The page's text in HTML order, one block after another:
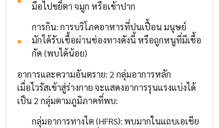
มือไปขยี้ตา จมูก หรือเข้าปาก
การกิน: การบริโภคอาหารที่ปนเปื้อน มนุษย์
มักได้รับเชื้อผ่านช่องทางดังนี้ หรือถูกหนูที่มีเชื้อ
กัด (พบได้น้อย)
อาการและความอันตราย: 2 กลุ่มอาการหลัก
เมื่อไวรัสเข้าสู่ร่างกาย จะแสดงอาการรุนแรงแบ่งได้
เป็น 2 กลุ่มตามภูมิภาคที่พบ:
กลุ่มอาการทางไต (HFRS): พบมากในแถบเอเชีย